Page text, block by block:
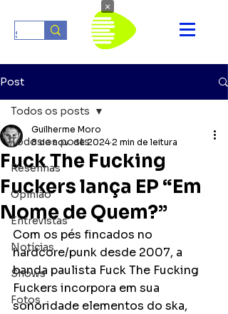
Post
Todos os posts
Resenhas
Opinião
Entrevistas
Notícias
Shows
Fotos
Todos os posts
Fuck The Fucking
Fuckers lança EP “Em
Nome de Quem?”
Guilherme Moro
8 de nov. de 2024 2 min de leitura
Com os pés fincados no
hardcore/punk desde 2007, a
banda paulista Fuck The Fucking
Fuckers incorpora em sua
sonoridade elementos do ska,
×